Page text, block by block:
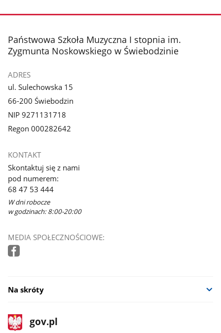
stopka
Państwowa Szkoła Muzyczna I stopnia im.
Zygmunta Noskowskiego w Świebodzinie
ADRES
ul. Sulechowska 15
66-200 Świebodzin
NIP 9271131718
Regon 000282642
KONTAKT
Skontaktuj się z nami
pod numerem:
68 47 53 444
W dni robocze
w godzinach: 8:00-20:00
MEDIA SPOŁECZNOŚCIOWE:
Na skróty
stopka
gov.pl
Strona
gov.pl